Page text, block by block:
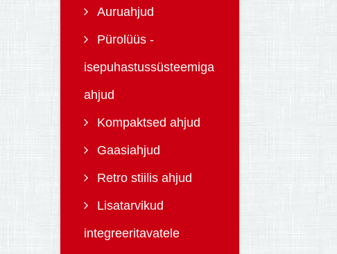
Auruahjud
Pürolüüs -
isepuhastussüsteemiga
ahjud
Kompaktsed ahjud
Gaasiahjud
Retro stiilis ahjud
Lisatarvikud
integreeritavatele